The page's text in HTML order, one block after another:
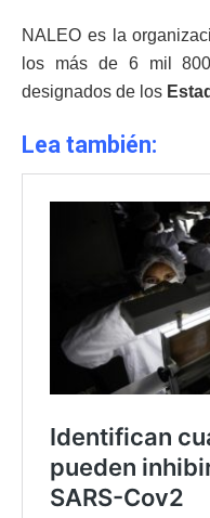
NALEO es la
los más de 6 mil
designados de los
Lea también: